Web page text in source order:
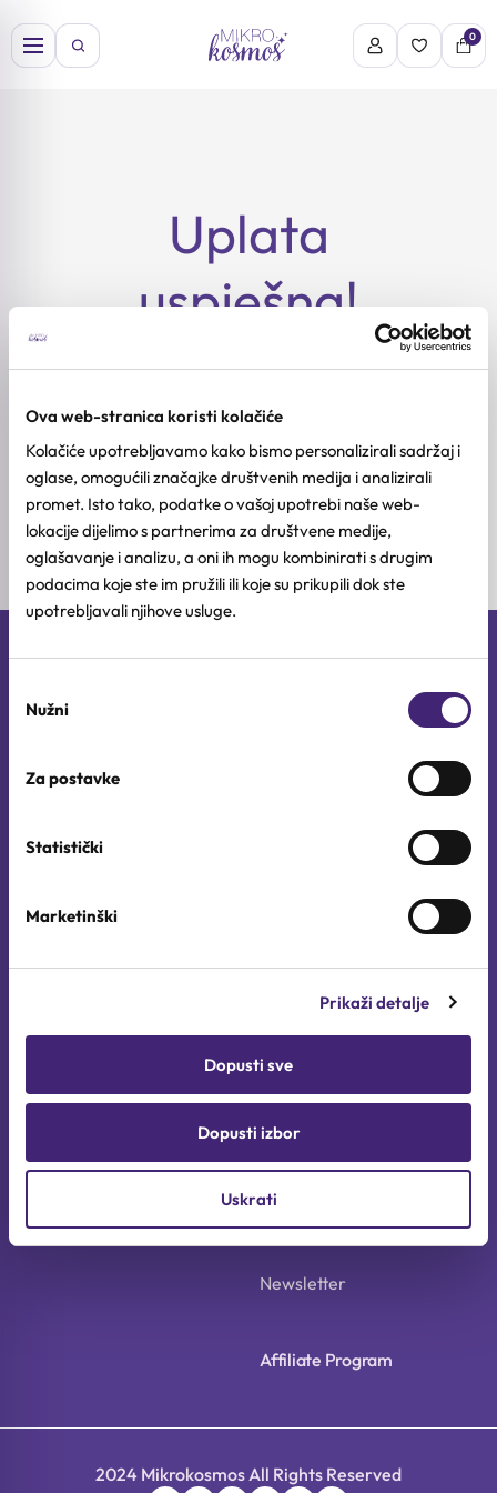
Ova web-stranica koristi kolačiće
Kolačiće upotrebljavamo kako bismo personalizirali sadržaj i
oglase, omogućili značajke društvenih medija i analizirali
promet. Isto tako, podatke o vašoj upotrebi naše web-
lokacije dijelimo s partnerima za društvene medije,
oglašavanje i analizu, a oni ih mogu kombinirati s drugim
podacima koje ste im pružili ili koje su prikupili dok ste
upotrebljavali njihove usluge.
pristanka
Nužni
Za postavke
Statistički
Marketinški
Prikaži detalje
Dopusti sve
Dopusti izbor
Uskrati
do
content
0
Uplata
uspješna!
uplata je uspješno obrađena.
mail adresu.
Povratak na početnu stranicu
Croatia
Politika kolačića (EU)
Pravila privatnosti
Načini dostave i plaćanja
Newsletter
Affiliate Program
2024 Mikrokosmos All Rights Reserved